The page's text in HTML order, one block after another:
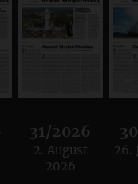
31/2026
:
2. August
2026
26.